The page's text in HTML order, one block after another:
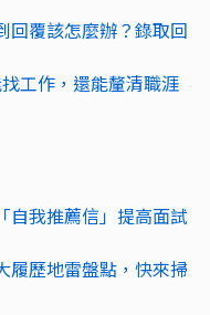
回覆該怎麼辦？錄取回
工作，還能釐清職涯
自我推薦信」提高面試
履歷地雷盤點，快來掃